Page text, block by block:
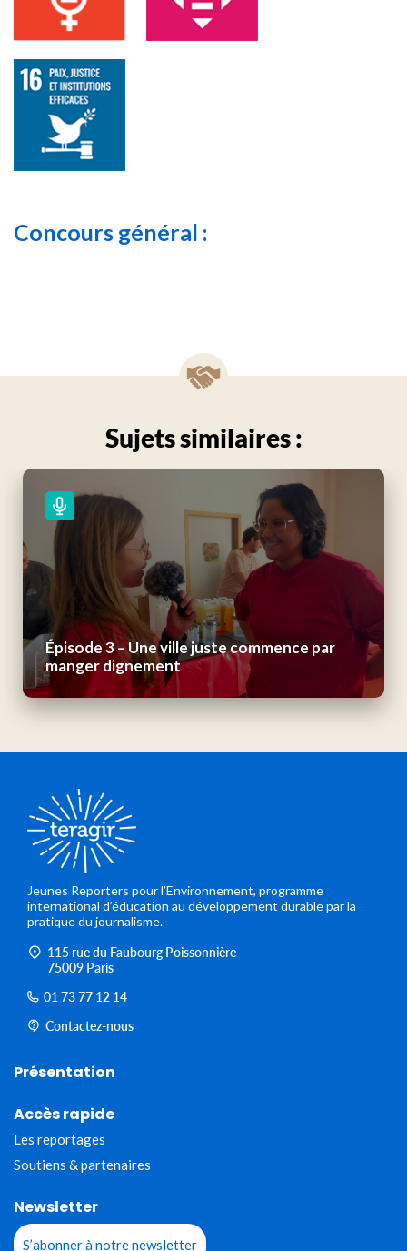
Concours général :
Sujets similaires :
Épisode 3 – Une ville juste commence par
manger dignement
Jeunes Reporters pour l’Environnement, programme
international d’éducation au développement durable par la
pratique du journalisme.
115 rue du Faubourg Poissonnière
75009 Paris
01 73 77 12 14
Contactez-nous
Présentation
Accès rapide
Les reportages
Soutiens & partenaires
Newsletter
S’abonner à notre newsletter